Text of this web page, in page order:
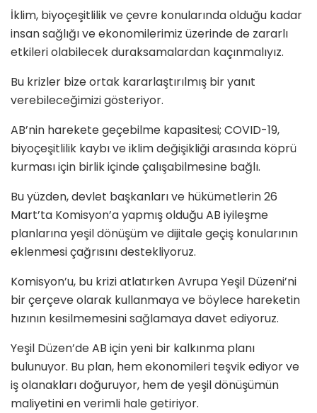
İklim, biyoçeşitlilik ve çevre konularında olduğu kadar
insan sağlığı ve ekonomilerimiz üzerinde de zararlı
etkileri olabilecek duraksamalardan kaçınmalıyız.
Bu krizler bize ortak kararlaştırılmış bir yanıt
verebileceğimizi gösteriyor.
AB’nin harekete geçebilme kapasitesi; COVID-19,
biyoçeşitlilik kaybı ve iklim değişikliği arasında köprü
kurması için birlik içinde çalışabilmesine bağlı.
Bu yüzden, devlet başkanları ve hükümetlerin 26
Mart’ta Komisyon’a yapmış olduğu AB iyileşme
planlarına yeşil dönüşüm ve dijitale geçiş konularının
eklenmesi çağrısını destekliyoruz.
Komisyon’u, bu krizi atlatırken Avrupa Yeşil Düzeni’ni
bir çerçeve olarak kullanmaya ve böylece hareketin
hızının kesilmemesini sağlamaya davet ediyoruz.
Yeşil Düzen’de AB için yeni bir kalkınma planı
bulunuyor. Bu plan, hem ekonomileri teşvik ediyor ve
iş olanakları doğuruyor, hem de yeşil dönüşümün
maliyetini en verimli hale getiriyor.